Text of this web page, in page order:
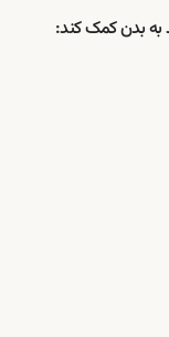
به بدن کمک کند: